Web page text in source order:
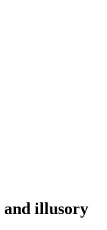
and illusory